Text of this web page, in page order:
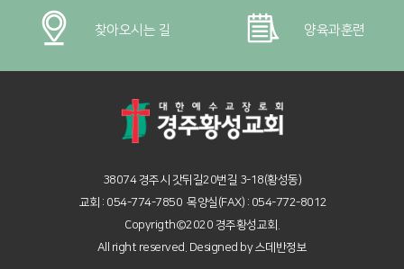
찾아오시는 길 양육과훈련
38074 경주시 갓뒤길20번길 3-18(황성동)
교회 : 054-774-7850 목양실(FAX) : 054-772-8012
Copyrigth©2020 경주황성교회.
All right reserved. Designed by 스데반정보